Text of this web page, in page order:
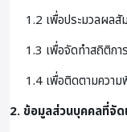
1.2 เพื่อประมวลผลสั
1.3 เพื่อจัดทำสถิติกา
1.4 เพื่อติดตามความ
2. ข้อมูลส่วนบุคคลที่จัด